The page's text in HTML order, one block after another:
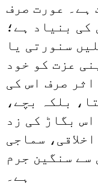
ہے۔ عورت صرف
کی بنیاد ہے؛
سنورتی یا
عزت کو خود
صرف اس کی
بلکہ بچے،
بگاڑ کی زد
سماجی
سے سنگین جرم
ہے۔